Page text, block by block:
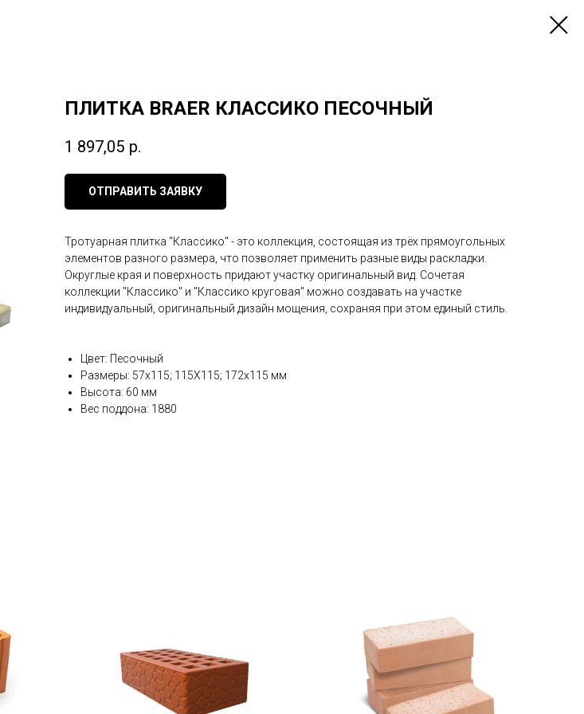
ПЛИТКА BRAER КЛАССИКО ПЕСОЧНЫЙ
1 897,05 р.
ОТПРАВИТЬ ЗАЯВКУ
Тротуарная плитка "Классико" - это коллекция, состоящая из трёх прямоугольных
элементов разного размера, что позволяет применить разные виды раскладки.
Округлые края и поверхность придают участку оригинальный вид. Сочетая
коллекции "Классико" и "Классико круговая" можно создавать на участке
индивидуальный, оригинальный дизайн мощения, сохраняя при этом единый стиль.
Цвет: Песочный
Размеры: 57х115; 115Х115; 172х115 мм
Высота: 60 мм
Вес поддона: 1880